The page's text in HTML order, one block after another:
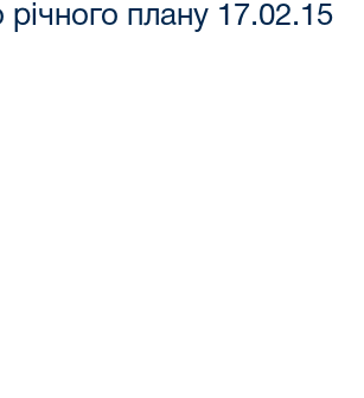
річного плану 17.02.15